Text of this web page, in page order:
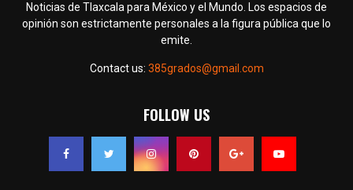
Noticias de Tlaxcala para México y el Mundo. Los espacios de
opinión son estrictamente personales a la figura pública que lo
emite.
Contact us: 385grados@gmail.com
FOLLOW US